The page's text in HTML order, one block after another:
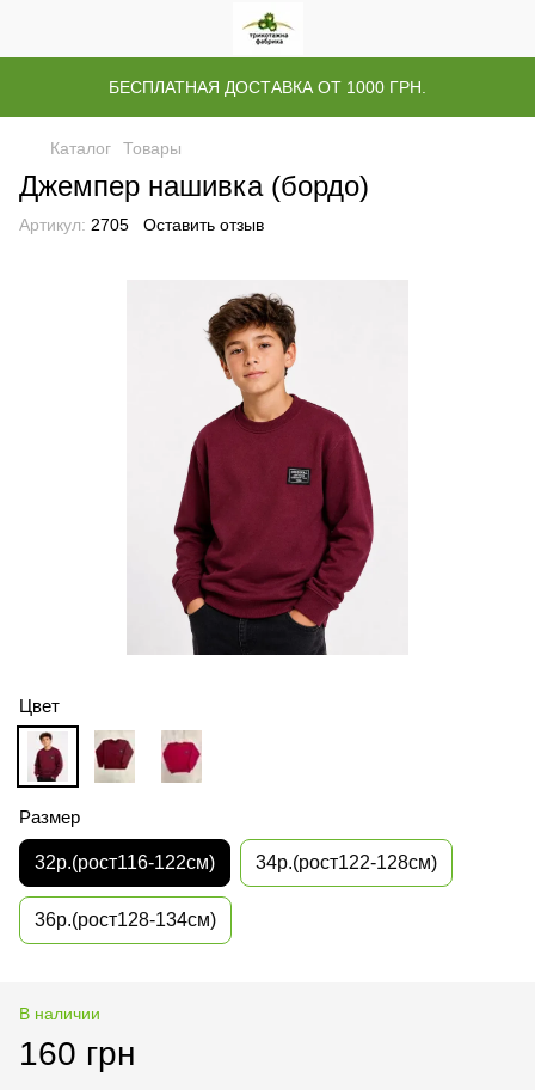
БЕСПЛАТНАЯ ДОСТАВКА ОТ 1000 ГРН.
Каталог Товары
Джемпер нашивка (бордо)
Артикул: 2705 Оставить отзыв
Цвет
Размер
32р.(рост116-122см) 34р.(рост122-128см)
36р.(рост128-134см)
В наличии
160 грн